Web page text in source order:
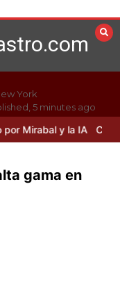
York
5 minutes ago
y la IA Caso Mirabal:
gama en